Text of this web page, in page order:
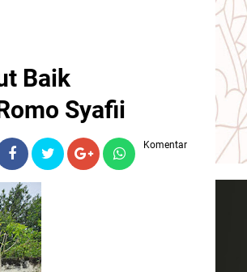
Baik
Syafii
Komentar